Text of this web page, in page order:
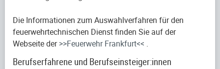
Die Informationen zum Auswahlverfahren für den
feuerwehrtechnischen Dienst finden Sie auf der
Webseite der>>Feuerwehr Frankfurt<< .
Berufserfahrene und Berufseinsteiger:innen